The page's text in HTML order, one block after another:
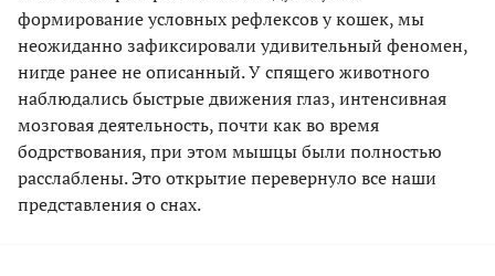
формирование условных рефлексов у кошек, мы
неожиданно зафиксировали удивительный феномен,
нигде ранее не описанный. У спящего животного
наблюдались быстрые движения глаз, интенсивная
мозговая деятельность, почти как во время
бодрствования, при этом мышцы были полностью
расслаблены. Это открытие перевернуло все наши
представления о снах.